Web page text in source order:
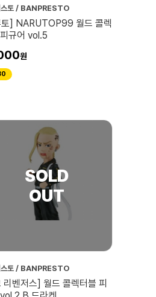
스토 / BANPRESTO
토] NARUTOP99 월드 콜렉
규어 vol.5
스토 / BANPRESTO
리벤저스] 월드 콜렉터블 피